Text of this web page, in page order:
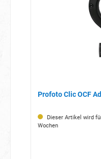
Profoto Clic OCF
Dieser Artikel wird
Wochen